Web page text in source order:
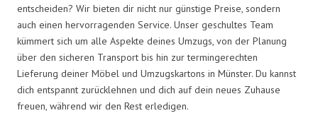
entscheiden? Wir bieten dir nicht nur günstige Preise, sondern
auch einen hervorragenden Service. Unser geschultes Team
kümmert sich um alle Aspekte deines Umzugs, von der Planung
über den sicheren Transport bis hin zur termingerechten
Lieferung deiner Möbel und Umzugskartons in Münster. Du kannst
dich entspannt zurücklehnen und dich auf dein neues Zuhause
freuen, während wir den Rest erledigen.